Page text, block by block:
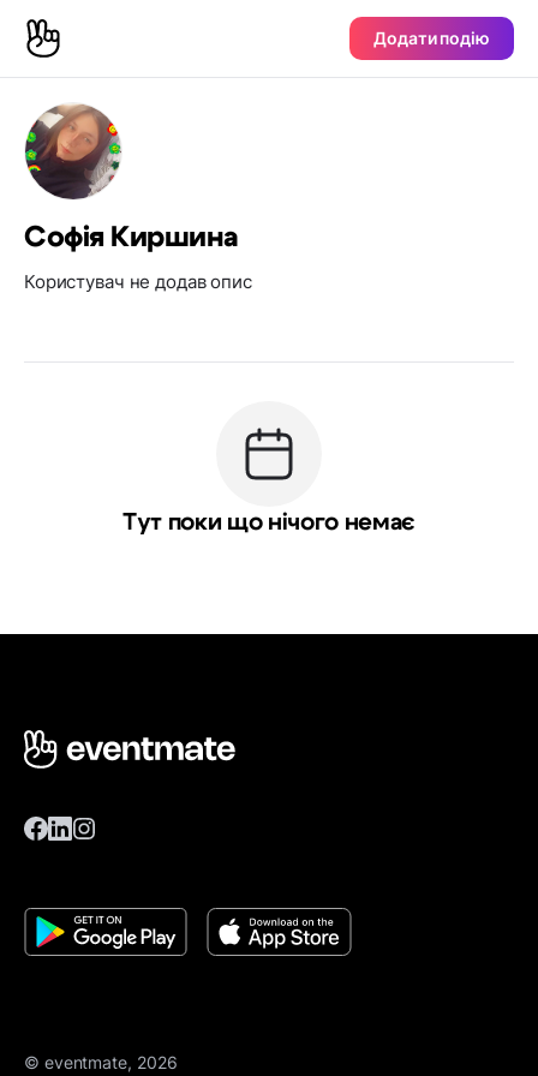
Додати подію
Софія Киршина
Користувач не додав опис
Тут поки що нічого немає
© eventmate, 2026